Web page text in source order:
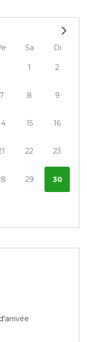
ve sa di
1 2
7 8 9
15 16
22 23
29 30